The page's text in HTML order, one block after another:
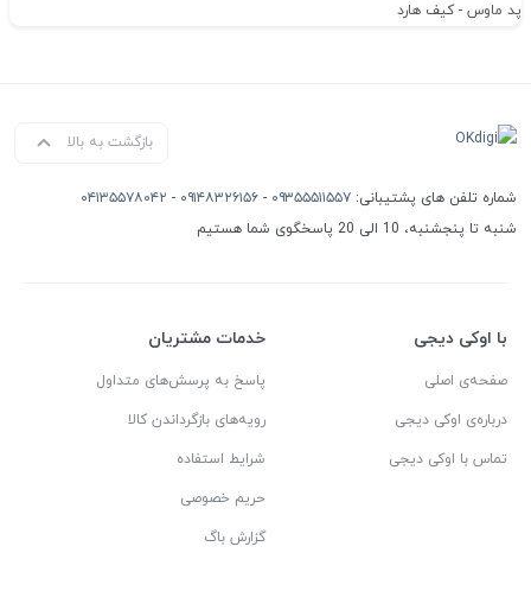
پد ماوس - کیف هارد
بازگشت به بالا
شماره تلفن های پشتیبانی: ۰۹۳۵۵۵۱۱۵۵۷ - ۰۹۱۴۸۳۲۶۱۵۶ - ۰۴۱۳۵۵۷۸۰۴۲
شنبه تا پنجشنبه، 10 الی 20 پاسخگوی شما هستیم
با اوکی دیجی
صفحه‌ی اصلی
درباره‌ی اوکی دیجی
تماس با اوکی دیجی
خدمات مشتریان
پاسخ به پرسش‌های متداول
رویه‌های بازگرداندن کالا
شرایط استفاده
حریم خصوصی
گزارش باگ